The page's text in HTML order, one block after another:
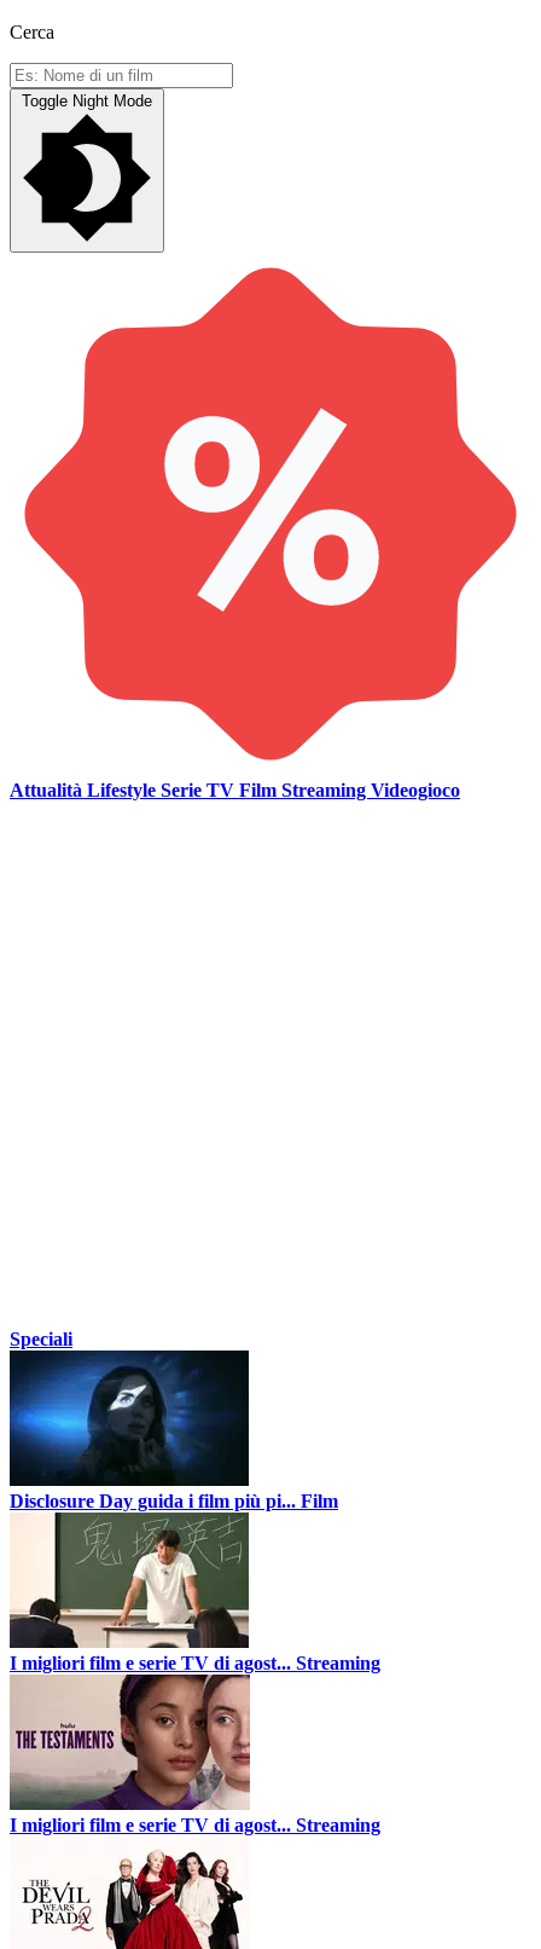
Cerca
Toggle Night Mode
Attualità Lifestyle Serie TV Film Streaming Videogioco
Speciali
Disclosure Day guida i film più pi... Film
I migliori film e serie TV di agost... Streaming
I migliori film e serie TV di agost... Streaming